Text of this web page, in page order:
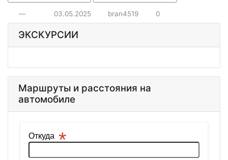
— 03.05.2025 bran4519 0
ЭКСКУРСИИ
Маршруты и расстояния на
автомобиле